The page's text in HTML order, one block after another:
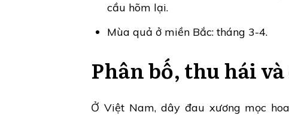
cầu hõm lại.
Mùa quả ở miền Bắc: tháng 3-4.
Phân bố, thu hái
Ở Việt Nam, dây đau xương mọc